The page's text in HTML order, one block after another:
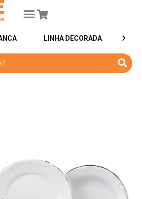
LINHA DECORADA